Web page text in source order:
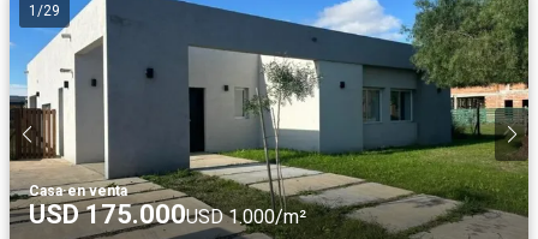
1 /29
Casa·en venta
USD 175.000USD 1.000/m²